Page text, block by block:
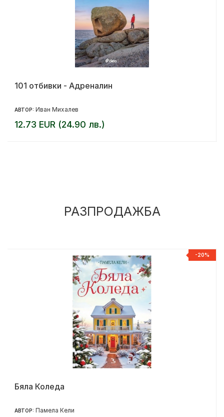
101 отбивки - Адреналин
АВТОР: Иван Михалев
12.73 EUR (24.90 лв.)
РАЗПРОДАЖБА
-20%
Бяла Коледа
АВТОР: Памела Кели